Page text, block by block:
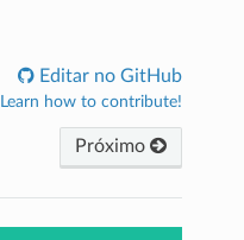
Editar no GitHub
Learn how to contribute!
Próximo